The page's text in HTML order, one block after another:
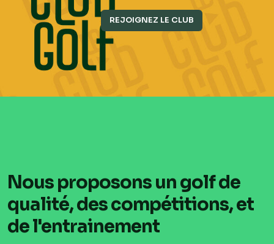
REJOIGNEZ LE CLUB
Nous proposons un golf de
qualité, des compétitions, et
de l'entrainement